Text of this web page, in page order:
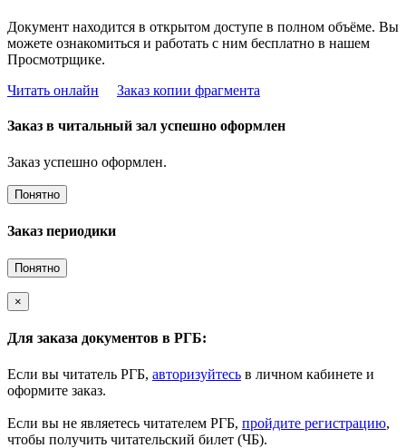
Документ находится в открытом доступе в полном объёме. Вы
можете ознакомиться и работать с ним бесплатно в нашем
Просмотрщике.
Читать онлайн
Заказ копии фрагмента
Заказ в читальный зал успешно оформлен
Заказ успешно оформлен.
Понятно
Заказ периодики
Понятно
×
Для заказа документов в РГБ:
Если вы читатель РГБ, авторизуйтесь в личном кабинете и
оформите заказ.
Если вы не являетесь читателем РГБ, пройдите регистрацию,
чтобы получить читательский билет (ЧБ).